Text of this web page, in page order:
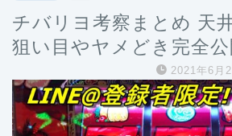
チバリヨ考察まとめ 天
狙い目やヤメどき完全公
2021年6月